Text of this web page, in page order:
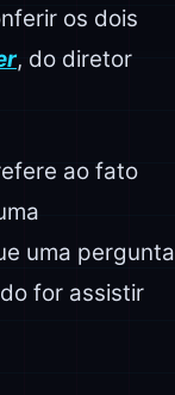
os dois
, do diretor
ao fato
uma pergunta
for assistir